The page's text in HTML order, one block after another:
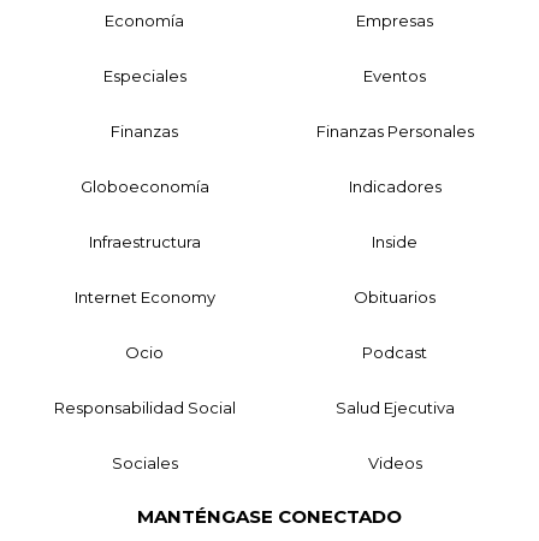
Economía Empresas
Especiales Eventos
Finanzas Finanzas Personales
Globoeconomía Indicadores
Infraestructura Inside
Internet Economy Obituarios
Ocio Podcast
Responsabilidad Social Salud Ejecutiva
Sociales Videos
MANTÉNGASE CONECTADO